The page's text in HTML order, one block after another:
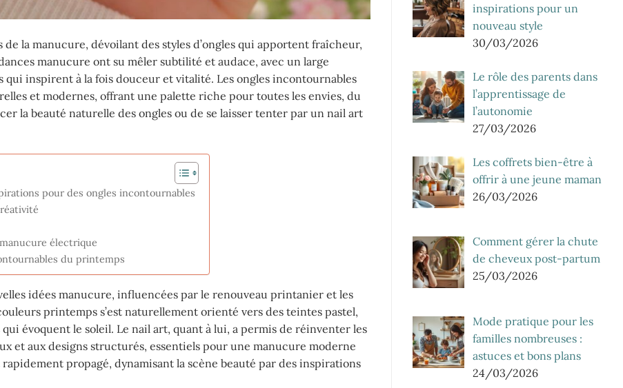
la manucure, dévoilant des styles d’ongles qui apportent fraîcheur,
manucure ont su mêler subtilité et audace, avec un large
inspirent à la fois douceur et vitalité. Les ongles incontournables
et modernes, offrant une palette riche pour toutes les envies, du
la beauté naturelle des ongles ou de se laisser tenter par un nail art
pour des ongles incontournables
électrique
du printemps
idées manucure, influencées par le renouveau printanier et les
printemps s’est naturellement orienté vers des teintes pastel,
évoquent le soleil. Le nail art, quant à lui, a permis de réinventer les
et aux designs structurés, essentiels pour une manucure moderne
propagé, dynamisant la scène beauté par des inspirations
inspirations pour un
nouveau style
30/03/2026
Le rôle des parents dans
l’apprentissage de
l’autonomie
27/03/2026
Les coffrets bien-être à
offrir à une jeune maman
26/03/2026
Comment gérer la chute
de cheveux post-partum
25/03/2026
Mode pratique pour les
familles nombreuses :
astuces et bons plans
24/03/2026